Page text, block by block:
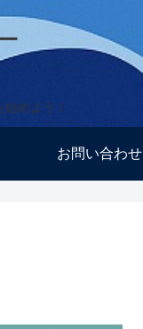
めよう！
お問い合わせ